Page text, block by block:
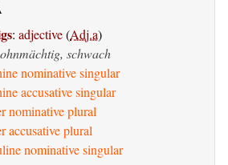
: adjective(Adj.a)
ohnmächtig, schwach
nominative singular
accusative singular
nominative plural
accusative plural
nominative singular